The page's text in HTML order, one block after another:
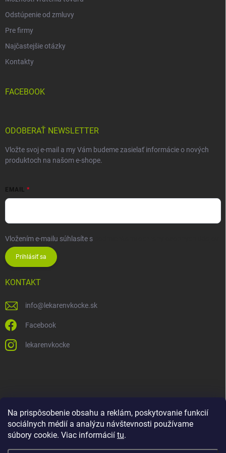
Na prispôsobenie obsahu a reklám, poskytovanie funkcií
sociálnych médií a analýzu návštevnosti používame
súbory cookie. Viac informácií tu.
Odstúpenie od zmluvy
Pre firmy
Najčastejšie otázky
Kontakty
FACEBOOK
ODOBERAŤ NEWSLETTER
Vložte svoj e-mail a my Vám budeme zasielať informácie o nových
produktoch na našom e-shope.
EMAIL
Vložením e-mailu súhlasíte s
Prihlásiť sa
KONTAKT
info@ lekarenvkocke.sk
Facebook
lekarenvkocke